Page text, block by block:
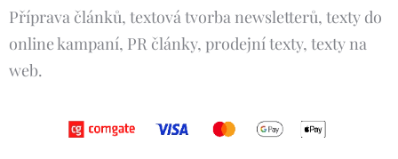
Příprava článků, textová tvorba newsletterů, texty do
online kampaní, PR články, prodejní texty, texty na
web.